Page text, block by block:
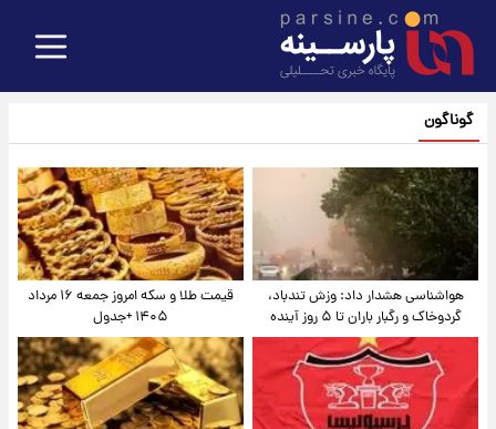
گوناگون
هواشناسی هشدار داد: وزش تندباد،
گردوخاک و رگبار باران تا ۵ روز آینده
قیمت طلا و سکه امروز جمعه ۱۶ مرداد
۱۴۰۵ +جدول